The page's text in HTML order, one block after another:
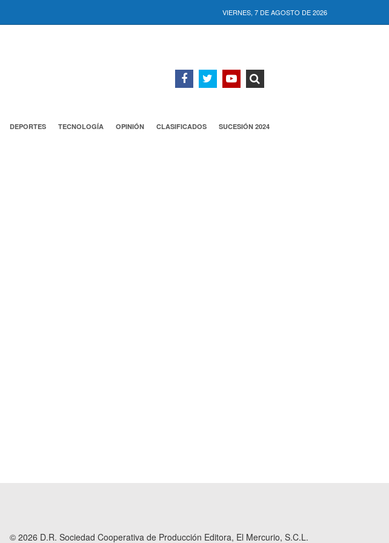
VIERNES, 7 DE AGOSTO DE 2026
DEPORTES TECNOLOGÍA OPINIÓN CLASIFICADOS SUCESIÓN 2024
© 2026 D.R. Sociedad Cooperativa de Producción Editora, El Mercurio, S.C.L.